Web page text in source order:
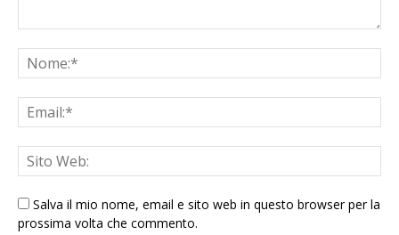
Salva il mio nome, email e sito web in questo browser per la
prossima volta che commento.